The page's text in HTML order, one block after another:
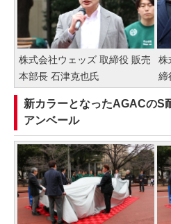
株式会社ウェッズ 取締役 販売
本部長 石津克也氏
株
締
新カラーとなったAGACのS
アンベール